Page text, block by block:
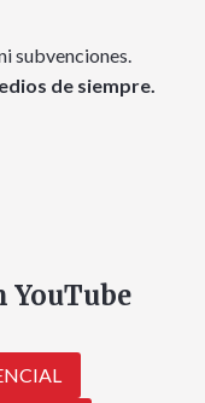
subvenciones.
de siempre.
YouTube